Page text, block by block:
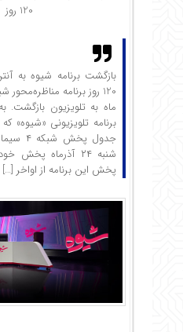
120 روز
بازگشت برنامه شیوه به
ماه به تلویزیون بازگشت.
برنامه تلویزیونی «شیوه» که
جدول
شنبه ۲۴ آذرماه
پخش این برنامه از اواخر […]